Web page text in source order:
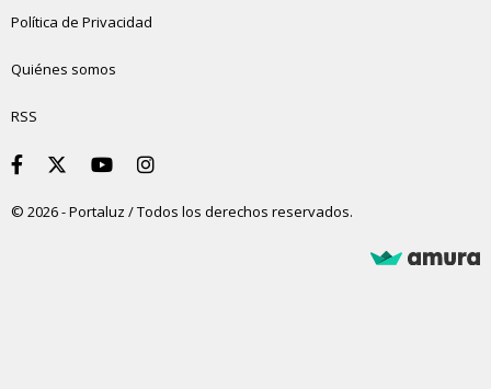
Política de Privacidad
Quiénes somos
RSS
© 2026 - Portaluz / Todos los derechos reservados.